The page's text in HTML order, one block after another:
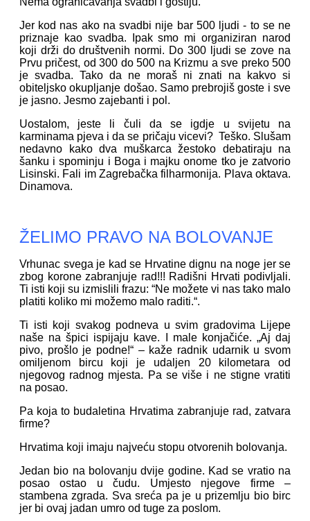
Jer kod nas ako na svadbi nije bar 500 ljudi - to se ne
priznaje kao svadba. Ipak smo mi organiziran narod
koji drži do društvenih normi. Do 300 ljudi se zove na
Prvu pričest, od 300 do 500 na Krizmu a sve preko 500
je svadba. Tako da ne moraš ni znati na kakvo si
obiteljsko okupljanje došao. Samo prebrojiš goste i sve
je jasno. Jesmo zajebanti i pol.
Uostalom, jeste li čuli da se igdje u svijetu na
karminama pjeva i da se pričaju vicevi? Teško. Slušam
nedavno kako dva muškarca žestoko debatiraju na
šanku i spominju i Boga i majku onome tko je zatvorio
Lisinski. Fali im Zagrebačka filharmonija. Plava oktava.
Dinamova.
ŽELIMO PRAVO NA BOLOVANJE
Vrhunac svega je kad se Hrvatine dignu na noge jer se
zbog korone zabranjuje rad!!! Radišni Hrvati podivljali.
Ti isti koji su izmislili frazu: “Ne možete vi nas tako malo
platiti koliko mi možemo malo raditi.“.
Ti isti koji svakog podneva u svim gradovima Lijepe
naše na špici ispijaju kave. I male konjačiće. „Aj daj
pivo, prošlo je podne!“ – kaže radnik udarnik u svom
omiljenom bircu koji je udaljen 20 kilometara od
njegovog radnog mjesta. Pa se više i ne stigne vratiti
na posao.
Pa koja to budaletina Hrvatima zabranjuje rad, zatvara
firme?
Hrvatima koji imaju najveću stopu otvorenih bolovanja.
Jedan bio na bolovanju dvije godine. Kad se vratio na
posao ostao u čudu. Umjesto njegove firme –
stambena zgrada. Sva sreća pa je u prizemlju bio birc
jer bi ovaj jadan umro od tuge za poslom.